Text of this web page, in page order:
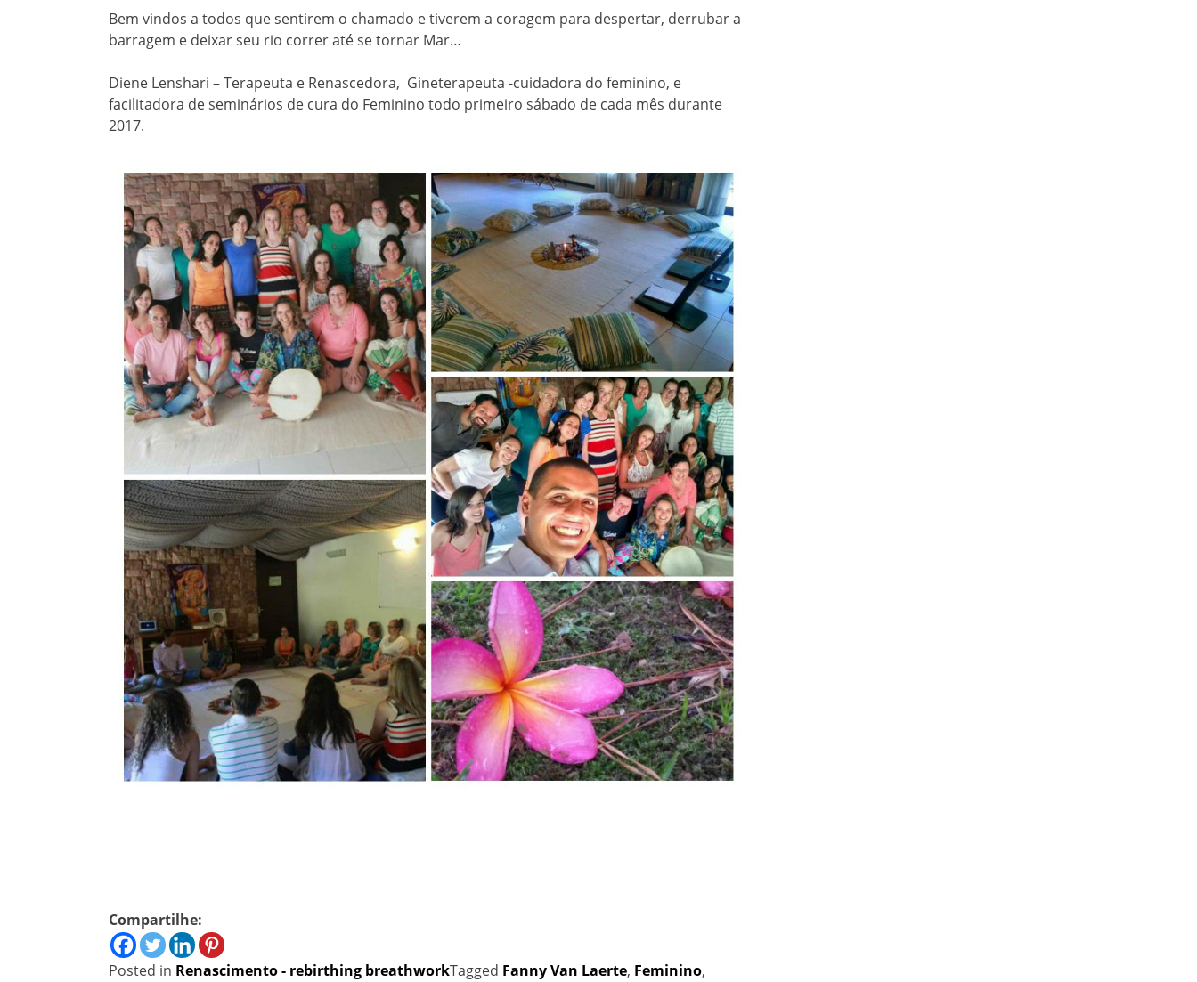
Bem vindos a todos que sentirem o chamado e tiverem a coragem para despertar, derrubar a
barragem e deixar seu rio correr até se tornar Mar…
Diene Lenshari – Terapeuta e Renascedora, Gineterapeuta -cuidadora do feminino, e
facilitadora de seminários de cura do Feminino todo primeiro sábado de cada mês durante
2017.
Compartilhe:
Posted in Renascimento - rebirthing breathworkTagged Fanny Van Laerte, Feminino,